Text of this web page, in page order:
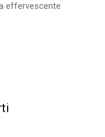
effervescente